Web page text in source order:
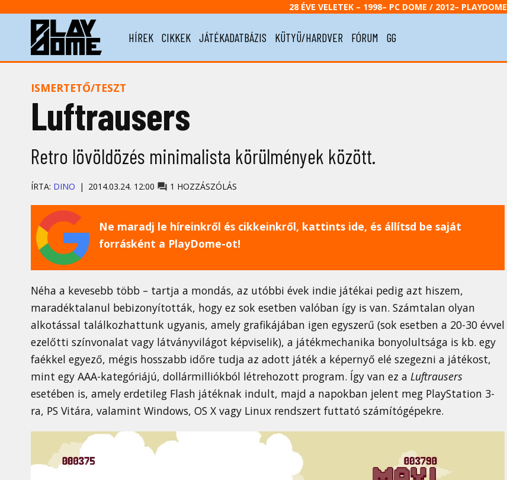
28 ÉVE VELETEK – 1998– PC DOME / 2012– PLAYDOME
HÍREK CIKKEK JÁTÉKADATBÁZIS KÜTYÜ/HARDVER FÓRUM GG
ISMERTETŐ/TESZT
Luftrausers
Retro lövöldözés minimalista körülmények között.
ÍRTA: DINO 2014.03.24. 12:00 1 HOZZÁSZÓLÁS
Ne maradj le híreinkről és cikkeinkről, kattints ide, és állítsd be saját
forrásként a PlayDome-ot!
Néha a kevesebb több – tartja a mondás, az utóbbi évek indie játékai pedig azt hiszem,
maradéktalanul bebizonyították, hogy ez sok esetben valóban így is van. Számtalan olyan
alkotással találkozhattunk ugyanis, amely grafikájában igen egyszerű (sok esetben a 20-30 évvel
ezelőtti színvonalat vagy látványvilágot képviselik), a játékmechanika bonyolultsága is kb. egy
faékkel egyező, mégis hosszabb időre tudja az adott játék a képernyő elé szegezni a játékost,
mint egy AAA-kategóriájú, dollármilliókból létrehozott program. Így van ez a Luftrausers
esetében is, amely erdetileg Flash játéknak indult, majd a napokban jelent meg PlayStation 3-
ra, PS Vitára, valamint Windows, OS X vagy Linux rendszert futtató számítógépekre.